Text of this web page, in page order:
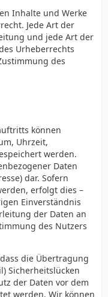
Inhalte und Werke
Jede Art der
und jede Art der
Urheberrechts
des
können
Uhrzeit,
werden.
Daten
dar. Sofern
erfolgt dies –
Einverständnis
der Daten an
des Nutzers
die Übertragung
Sicherheitslücken
der Daten vor dem
werden. Wir können